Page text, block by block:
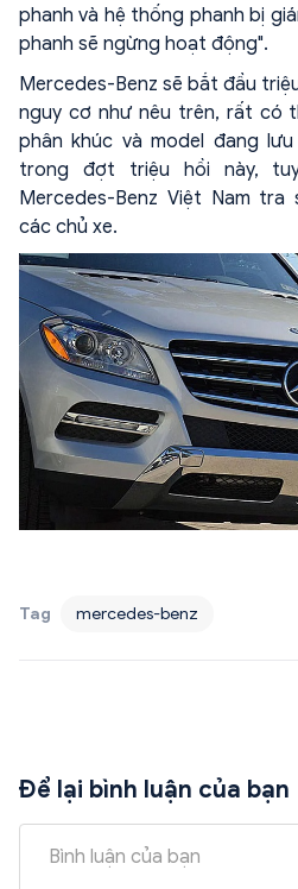
phanh và hệ thống phanh bị
phanh sẽ ngừng hoạt động".
Mercedes-Benz sẽ bắt đầu
nguy cơ như nêu trên, rất có
phân khúc và model đang
trong đợt triệu hồi này,
Mercedes-Benz Việt Nam
các chủ xe.
Tag mercedes-benz
Để lại bình luận của bạn